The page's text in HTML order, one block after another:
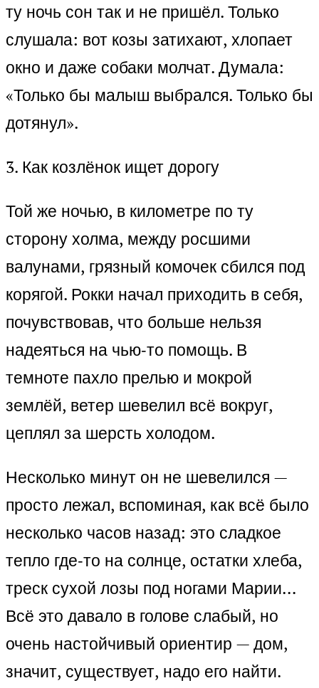
ту ночь сон так и не пришёл. Только
слушала: вот козы затихают, хлопает
окно и даже собаки молчат. Думала:
«Только бы малыш выбрался. Только бы
дотянул».
3. Как козлёнок ищет дорогу
Той же ночью, в километре по ту
сторону холма, между росшими
валунами, грязный комочек сбился под
корягой. Рокки начал приходить в себя,
почувствовав, что больше нельзя
надеяться на чью‑то помощь. В
темноте пахло прелью и мокрой
землёй, ветер шевелил всё вокруг,
цеплял за шерсть холодом.
Несколько минут он не шевелился —
просто лежал, вспоминая, как всё было
несколько часов назад: это сладкое
тепло где‑то на солнце, остатки хлеба,
треск сухой лозы под ногами Марии…
Всё это давало в голове слабый, но
очень настойчивый ориентир — дом,
значит, существует, надо его найти.